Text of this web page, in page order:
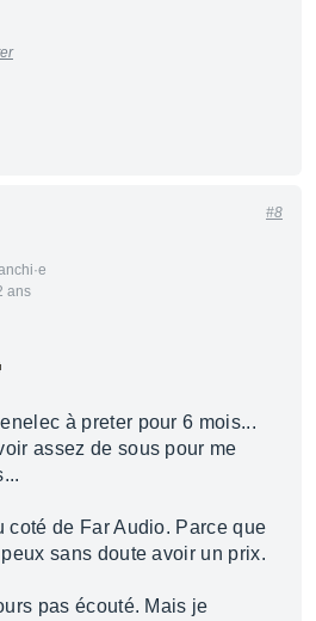
ans
#8
à preter pour 6 mois...
assez de sous pour me
coté de Far Audio. Parce que
sans doute avoir un prix.
pas écouté. Mais je